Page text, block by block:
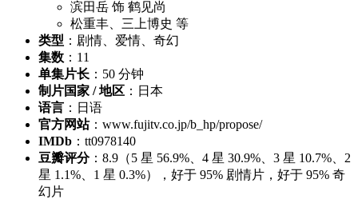
滨田岳 饰 鹤见尚
松重丰、三上博史 等
类型 ：剧情、爱情、奇幻
集数 ：11
单集片长 ：50 分钟
制片国家 / 地区 ：日本
语言 ：日语
官方网站：www.fujitv.co.jp/b_hp/propose/
IMDb ：tt0978140
豆瓣评分：8.9（5 星 56.9%、4 星 30.9%、3 星 10.7%、2
星 1.1%、1 星 0.3%），好于 95% 剧情片，好于 95% 奇
幻片